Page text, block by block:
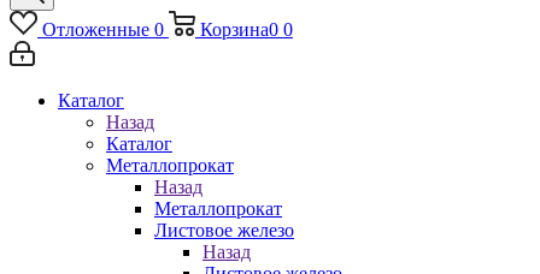
Отложенные 0 Корзина0 0
Каталог
Назад
Каталог
Металлопрокат
Назад
Металлопрокат
Листовое железо
Назад